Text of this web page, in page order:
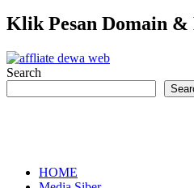
Klik Pesan Domain &
Search
HOME